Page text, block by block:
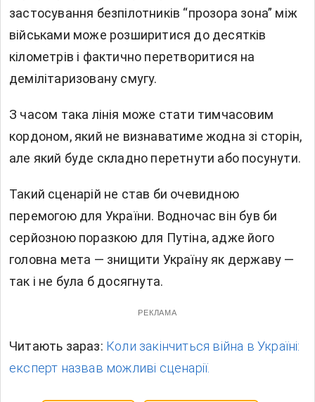
застосування безпілотників “прозора зона” між
військами може розширитися до десятків
кілометрів і фактично перетворитися на
демілітаризовану смугу.
З часом така лінія може стати тимчасовим
кордоном, який не визнаватиме жодна зі сторін,
але який буде складно перетнути або посунути.
Такий сценарій не став би очевидною
перемогою для України. Водночас він був би
серйозною поразкою для Путіна, адже його
головна мета — знищити Україну як державу —
так і не була б досягнута.
РЕКЛАМА
Читають зараз: Коли закінчиться війна в Україні:
експерт назвав можливі сценарії.